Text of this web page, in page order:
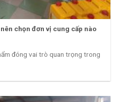
chọn đơn vị cung cấp nào
đóng vai trò quan trọng trong